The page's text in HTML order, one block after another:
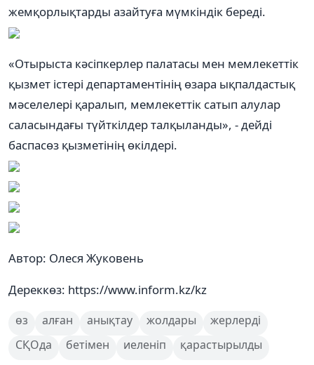
жемқорлықтарды азайтуға мүмкіндік береді.
«Отырыста кәсіпкерлер палатасы мен мемлекеттік
қызмет істері департаментінің өзара ықпалдастық
мәселелері қаралып, мемлекеттік сатып алулар
саласындағы түйткілдер талқыланды», - дейді
баспасөз қызметінің өкілдері.
Автор: Олеся Жуковень
Дереккөз: https://www.inform.kz/kz
өз алған анықтау жолдары
жерлерді
СҚОда
бетімен иеленіп қарастырылды